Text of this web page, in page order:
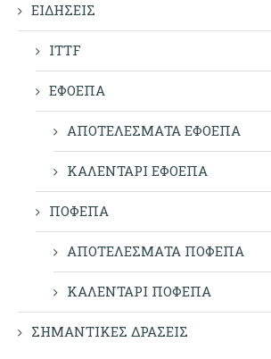
ΕΙΔΗΣΕΙΣ
ITTF
ΕΦΟΕΠΑ
ΑΠΟΤΕΛΕΣΜΑΤΑ ΕΦΟΕΠΑ
ΚΑΛΕΝΤΑΡΙ ΕΦΟΕΠΑ
ΠΟΦΕΠΑ
ΑΠΟΤΕΛΕΣΜΑΤΑ ΠΟΦΕΠΑ
ΚΑΛΕΝΤΑΡΙ ΠΟΦΕΠΑ
ΣΗΜΑΝΤΙΚΕΣ ΔΡΑΣΕΙΣ